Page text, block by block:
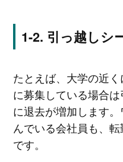
引っ越しシ
たとえば、大学の近
に募集している場合
に退去が増加します
んでいる会社員も、
です。